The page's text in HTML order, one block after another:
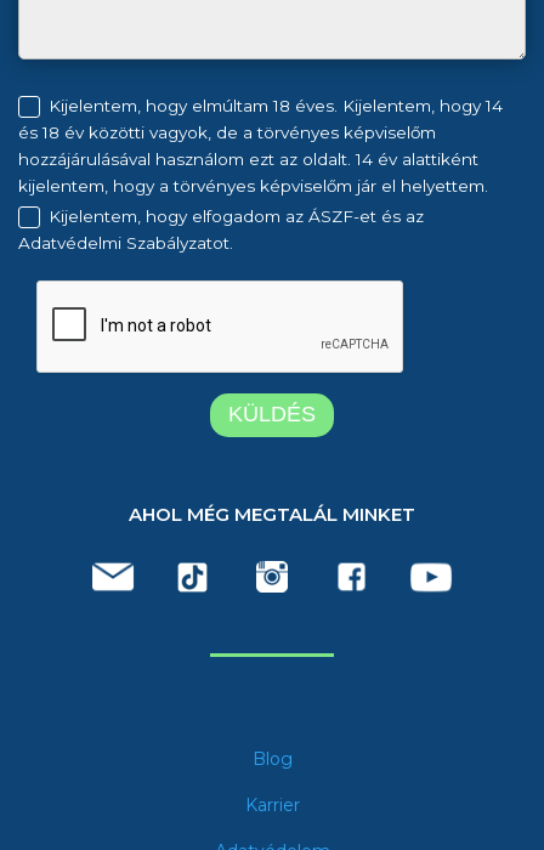
Kijelentem, hogy elmúltam 18 éves. Kijelentem, hogy 14
és 18 év közötti vagyok, de a törvényes képviselőm
hozzájárulásával használom ezt az oldalt. 14 év alattiként
kijelentem, hogy a törvényes képviselőm jár el helyettem.
Kijelentem, hogy elfogadom az ÁSZF-et és az
Adatvédelmi Szabályzatot.
AHOL MÉG MEGTALÁL MINKET
Blog
Karrier